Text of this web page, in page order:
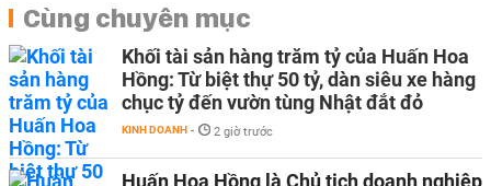
Cùng chuyên mục
Khối tài sản hàng trăm tỷ của Huấn Hoa
Hồng: Từ biệt thự 50 tỷ, dàn siêu xe hàng
chục tỷ đến vườn tùng Nhật đắt đỏ
KINH DOANH - 2 giờ trước
Huấn Hoa Hồng là Chủ tịch doanh nghiệp